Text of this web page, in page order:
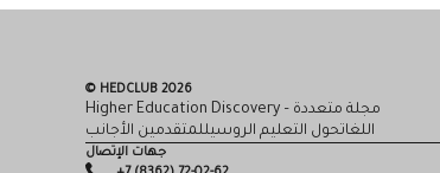
© HEDCLUB 2026
Higher Education Discovery – مجلة متعددة
اللغاتحول التعليم الروسيللمتقدمين الأجانب
جهات الإتصال